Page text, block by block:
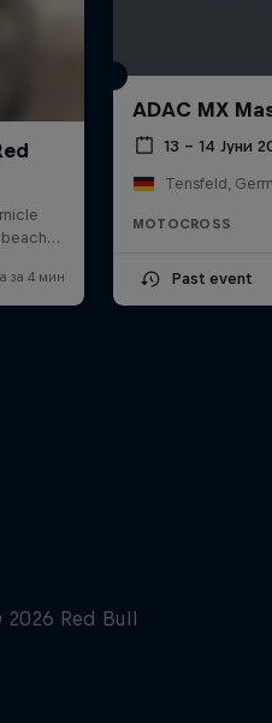
ADAC MX
13 – 14 Јуни
Tensfeld,
MOTOCROSS
Past event